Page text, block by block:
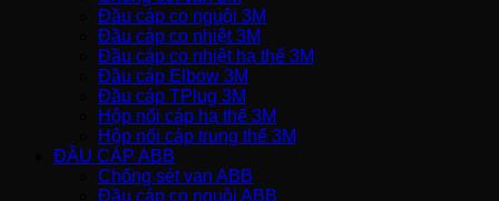
Đầu cáp co nguội 3M
Đầu cáp co nhiệt 3M
Đầu cáp co nhiệt hạ thế 3M
Đầu cáp Elbow 3M
Đầu cáp TPlug 3M
Hộp nối cáp hạ thế 3M
Hộp nối cáp trung thế 3M
ĐẦU CÁP ABB
Chống sét van ABB
Đầu cáp co nguội ABB